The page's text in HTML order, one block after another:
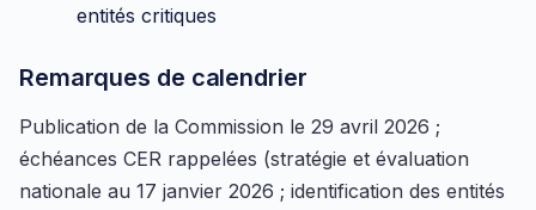
entités critiques
Remarques de calendrier
Publication de la Commission le 29 avril 2026 ;
échéances CER rappelées (stratégie et évaluation
nationale au 17 janvier 2026 ; identification des entités